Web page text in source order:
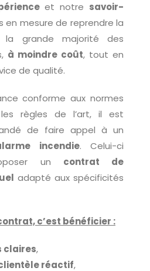
et notre savoir-
en mesure de reprendre la
grande majorité des
à moindre coût, tout en
de qualité.
conforme aux normes
règles de l’art, il est
de faire appel à un
incendie. Celui-ci
un contrat de
adapté aux spécificités
c’est bénéficier :
claires,
réactif,